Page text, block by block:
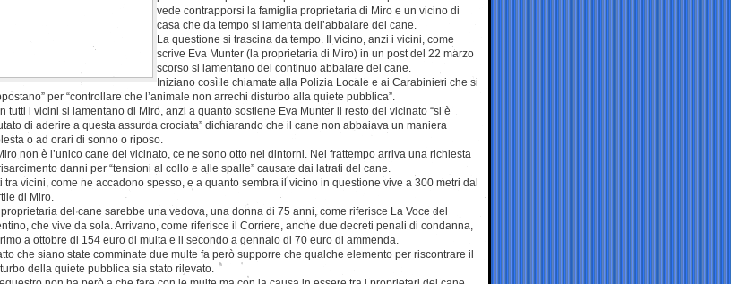
vede contrapporsi la famiglia proprietaria di Miro e un vicino di
casa che da tempo si lamenta dell’abbaiare del cane.
La questione si trascina da tempo. Il vicino, anzi i vicini, come
scrive Eva Munter (la proprietaria di Miro) in un post del 22 marzo
scorso si lamentano del continuo abbaiare del cane.
Iniziano così le chiamate alla Polizia Locale e ai Carabinieri che si
per “controllare che l’animale non arrechi disturbo alla quiete pubblica”.
tutti i vicini si lamentano di Miro, anzi a quanto sostiene Eva Munter il resto del vicinato “si è
di aderire a questa assurda crociata” dichiarando che il cane non abbaiava un maniera
o ad orari di sonno o riposo.
non è l’unico cane del vicinato, ce ne sono otto nei dintorni. Nel frattempo arriva una richiesta
danni per “tensioni al collo e alle spalle” causate dai latrati del cane.
tra vicini, come ne accadono spesso, e a quanto sembra il vicino in questione vive a 300 metri dal
di Miro.
proprietaria del cane sarebbe una vedova, una donna di 75 anni, come riferisce La Voce del
che vive da sola. Arrivano, come riferisce il Corriere, anche due decreti penali di condanna,
a ottobre di 154 euro di multa e il secondo a gennaio di 70 euro di ammenda.
che siano state comminate due multe fa però supporre che qualche elemento per riscontrare il
della quiete pubblica sia stato rilevato.